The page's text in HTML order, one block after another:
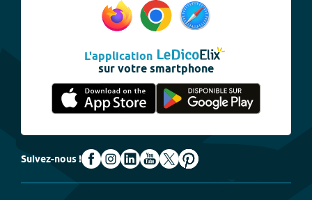
L'application
sur votre smartphone
Suivez-nous !